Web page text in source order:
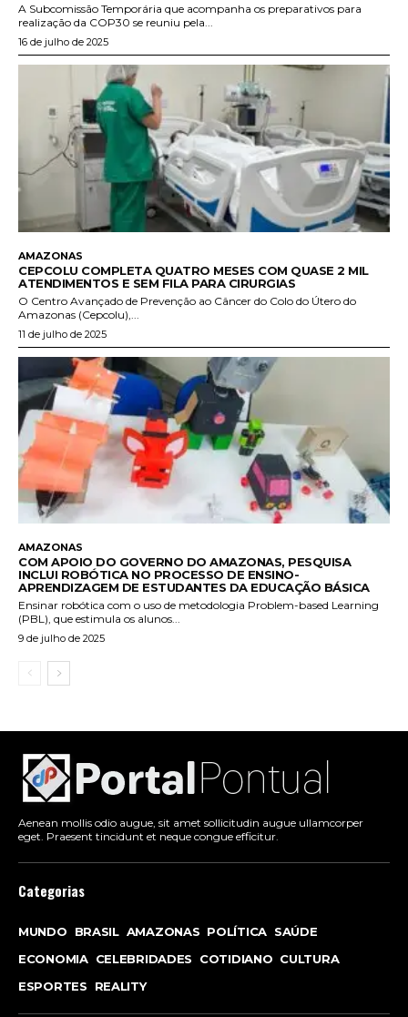
A Subcomissão Temporária que acompanha os preparativos para
realização da COP30 se reuniu pela...
16 de julho de 2025
AMAZONAS
CEPCOLU COMPLETA QUATRO MESES COM QUASE 2 MIL
ATENDIMENTOS E SEM FILA PARA CIRURGIAS
O Centro Avançado de Prevenção ao Câncer do Colo do Útero do
Amazonas (Cepcolu),...
11 de julho de 2025
AMAZONAS
COM APOIO DO GOVERNO DO AMAZONAS, PESQUISA
INCLUI ROBÓTICA NO PROCESSO DE ENSINO-
APRENDIZAGEM DE ESTUDANTES DA EDUCAÇÃO BÁSICA
Ensinar robótica com o uso de metodologia Problem-based Learning
(PBL), que estimula os alunos...
9 de julho de 2025
Aenean mollis odio augue, sit amet sollicitudin augue ullamcorper
eget. Praesent tincidunt et neque congue efficitur.
Categorias
MUNDO BRASIL AMAZONAS POLÍTICA SAÚDE
ECONOMIA CELEBRIDADES COTIDIANO CULTURA
ESPORTES
REALITY